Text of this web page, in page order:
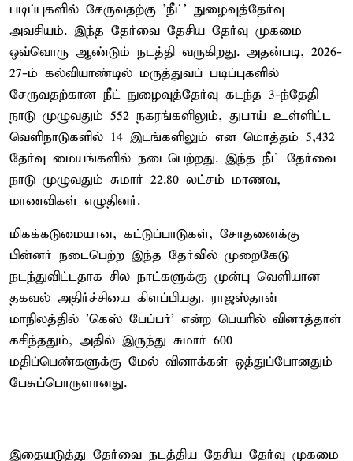
படிப்புகளில் சேருவதற்கு 'நீட்' நுழைவுத்தேர்வு
அவசியம். இந்த தேர்வை தேசிய தேர்வு முகமை
ஒவ்வொரு ஆண்டும் நடத்தி வருகிறது. அதன்படி, 2026-
27-ம் கல்வியாண்டில் மருத்துவப் படிப்புகளில்
சேருவதற்கான நீட் நுழைவுத்தேர்வு கடந்த 3-ந்தேதி
நாடு முழுவதும் 552 நகரங்களிலும், துபாய் உள்ளிட்ட
வெளிநாடுகளில் 14 இடங்களிலும் என மொத்தம் 5,432
தேர்வு மையங்களில் நடைபெற்றது. இந்த நீட் தேர்வை
நாடு முழுவதும் சுமார் 22.80 லட்சம் மாணவ,
மாணவிகள் எழுதினர்.
மிகக்கடுமையான, கட்டுப்பாடுகள், சோதனைக்கு
பின்னர் நடைபெற்ற இந்த தேர்வில் முறைகேடு
நடந்துவிட்டதாக சில நாட்களுக்கு முன்பு வெளியான
தகவல் அதிர்ச்சியை கிளப்பியது. ராஜஸ்தான்
மாநிலத்தில் 'கெஸ் பேப்பர்' என்ற பெயரில் வினாத்தாள்
கசிந்ததும், அதில் இருந்து சுமார் 600
மதிப்பெண்களுக்கு மேல் வினாக்கள் ஒத்துப்போனதும்
பேசுப்பொருளானது.
இதையடுத்து தேர்வை நடத்திய தேசிய தேர்வு முகமை